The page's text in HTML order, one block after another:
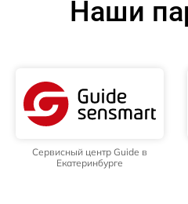
Наши
Сервисный центр Guide в
Екатеринбурге